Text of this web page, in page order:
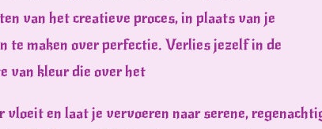
van het creatieve proces, in plaats van je
te maken over perfectie. Verlies jezelf in de
van kleur die over het
vloeit en laat je vervoeren naar serene,